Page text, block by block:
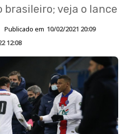
brasileiro; veja o lance
Publicado em 10/02/2021 20:09
12:08